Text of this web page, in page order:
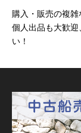
購入・販売の複雑
個人出品も大歓
い！